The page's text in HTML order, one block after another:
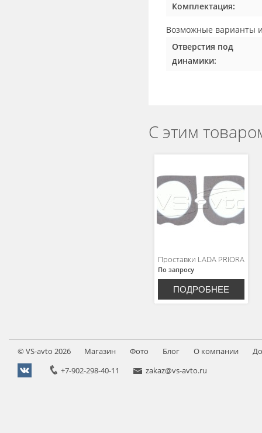
Комплектация:
Возможные варианты
Отверстия под
динамики:
С этим
Проставки LADA PRIORA
По запросу
ПОДРОБНЕЕ
©VS-avto 2026 Магазин Фото Блог О компании
+7-902-298-40-11
zakaz@vs-avto.ru